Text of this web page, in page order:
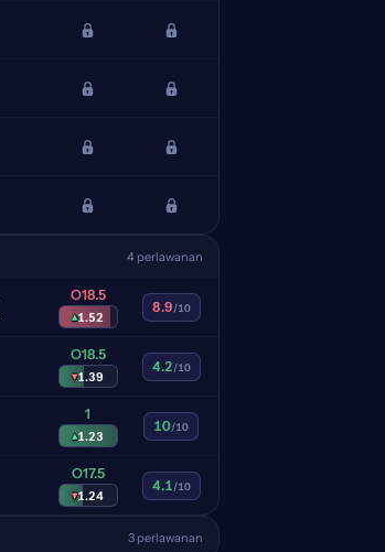
4 perlawanan
O18.5
▴1.52
8.9/10
O18.5
▾1.39
4.2/10
1
▴1.23
10/10
O17.5
▾1.24
4.1/10
3 perlawanan